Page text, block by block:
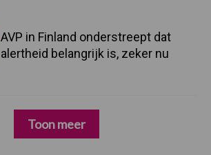
AVP in Finland onderstreept dat
alertheid belangrijk is, zeker nu
Toon meer